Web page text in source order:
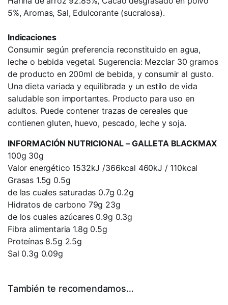
5%, Aromas, Sal, Edulcorante (sucralosa).
Indicaciones
Consumir según preferencia reconstituido en agua,
leche o bebida vegetal. Sugerencia: Mezclar 30 gramos
de producto en 200ml de bebida, y consumir al gusto.
Una dieta variada y equilibrada y un estilo de vida
saludable son importantes. Producto para uso en
adultos. Puede contener trazas de cereales que
contienen gluten, huevo, pescado, leche y soja.
INFORMACIÓN NUTRICIONAL – GALLETA BLACKMAX
100g 30g
Valor energético 1532kJ /366kcal 460kJ / 110kcal
Grasas 1.5g 0.5g
de las cuales saturadas 0.7g 0.2g
Hidratos de carbono 79g 23g
de los cuales azúcares 0.9g 0.3g
Fibra alimentaria 1.8g 0.5g
Proteínas 8.5g 2.5g
Sal 0.3g 0.09g
También te recomendamos…